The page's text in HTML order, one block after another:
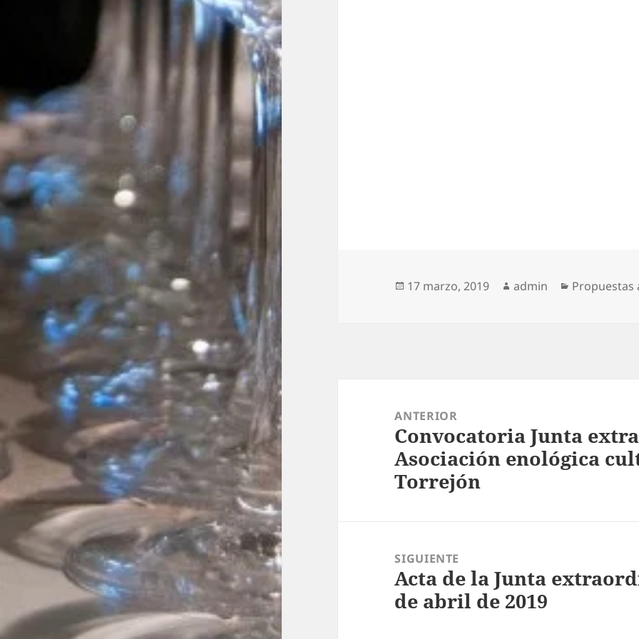
Publicado
17 marzo, 2019 Autor
admin Categorías
Propuestas
entradas
ANTERIOR
Entrada
anterior:
Convocatoria Junta
Asociación enológica
Torrejón
SIGUIENTE
Entrada
siguiente:
Acta de la Junta
de abril de 2019